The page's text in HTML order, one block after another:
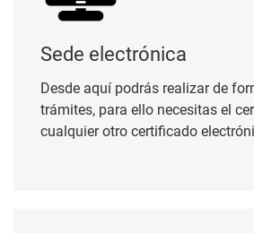
Sede electrónica
Desde aquí podrás realizar de
trámites, para ello necesitas el
cualquier otro certificado